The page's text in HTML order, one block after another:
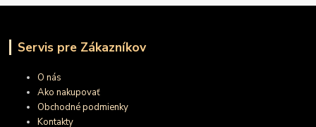
Servis pre Zákazníkov
O nás
Ako nakupovať
Obchodné podmienky
Kontakty